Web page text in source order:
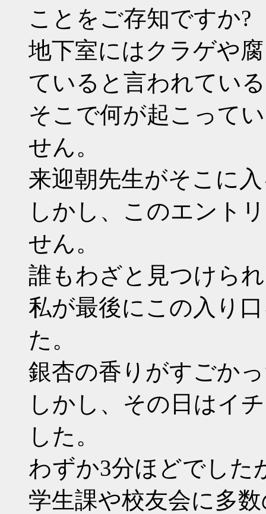
ことをご存知ですか?
地下室にはクラゲや
ていると言われてい
そこで何が起こって
せん。
来迎朝先生がそこに
しかし、このエント
せん。
誰もわざと見つけら
私が最後にこの入り
た。
銀杏の香りがすごか
しかし、その日はイ
した。
わずか3分ほどでした
学生課や校友会に多